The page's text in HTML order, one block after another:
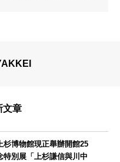
文章
杉博物館現正舉辦開館25
特別展「上杉謙信與川中